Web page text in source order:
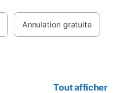
Annulation gratuite
Tout afficher